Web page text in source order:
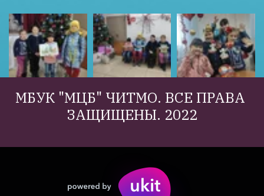
МБУК "МЦБ" ЧИТМО. ВСЕ ПРАВА
ЗАЩИЩЕНЫ. 2022